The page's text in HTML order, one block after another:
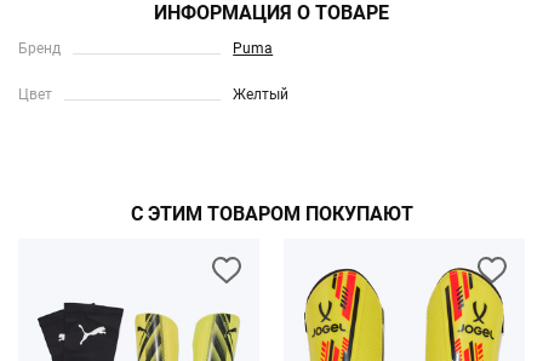
ИНФОРМАЦИЯ О ТОВАРЕ
Бренд Puma
Цвет Желтый
С ЭТИМ ТОВАРОМ ПОКУПАЮТ